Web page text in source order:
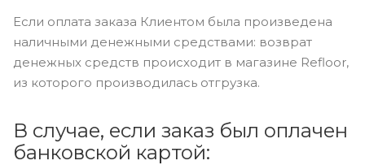
Если оплата заказа Клиентом была произведена
наличными денежными средствами: возврат
денежных средств происходит в магазине Refloor,
из которого производилась отгрузка.
В случае, если заказ был оплачен
банковской картой: